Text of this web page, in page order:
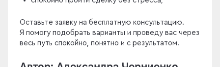
Оставьте заявку на бесплатную консультацию.
Я помогу подобрать варианты и проведу вас через
весь путь спокойно, понятно и с результатом.